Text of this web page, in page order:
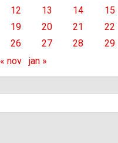
12
13 14 15
19
20 21 22
26
27 28 29
« nov
jan »